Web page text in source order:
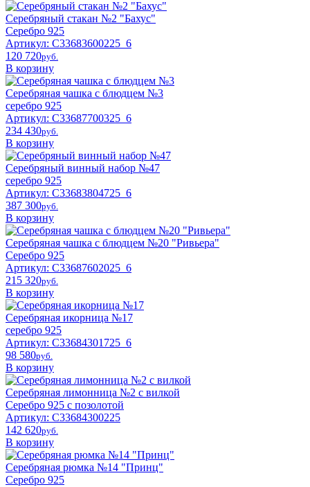
Серебряный стакан №2 "Бахус"
Серебро 925
Артикул: С33683600225_6
120 720pyб.
В корзину
Серебряная чашка с блюдцем №3
серебро 925
Артикул: С33687700325_6
234 430pyб.
В корзину
Серебряный винный набор №47
серебро 925
Артикул: С33683804725_6
387 300pyб.
В корзину
Серебряная чашка с блюдцем №20 "Ривьера"
Серебро 925
Артикул: С33687602025_6
215 320pyб.
В корзину
Серебряная икорница №17
серебро 925
Артикул: С33684301725_6
98 580pyб.
В корзину
Серебряная лимонница №2 с вилкой
Серебро 925 с позолотой
Артикул: С33684300225
142 620pyб.
В корзину
Серебряная рюмка №14 "Принц"
Серебро 925